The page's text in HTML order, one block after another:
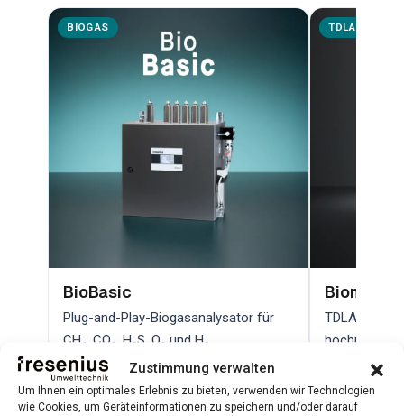
Zustimmung verwalten
Um Ihnen ein optimales Erlebnis zu bieten, verwenden wir Technologien
wie Cookies, um Geräteinformationen zu speichern und/oder darauf
BIOGAS
BioBasic
Plug-and-Play-Biogasanalysator für
CH₄, CO₂, H₂S, O₂ und H₂
Mehr erfahren →
TDLAS
TDLAS-
hochpräzise
Mehr